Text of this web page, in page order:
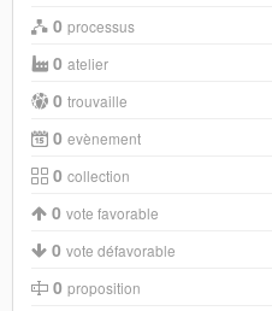
0 processus
0 atelier
0 trouvaille
0 evènement
0 collection
0 vote favorable
0 vote défavorable
0 proposition